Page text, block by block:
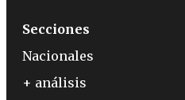
Secciones
Nacionales
+ análisis